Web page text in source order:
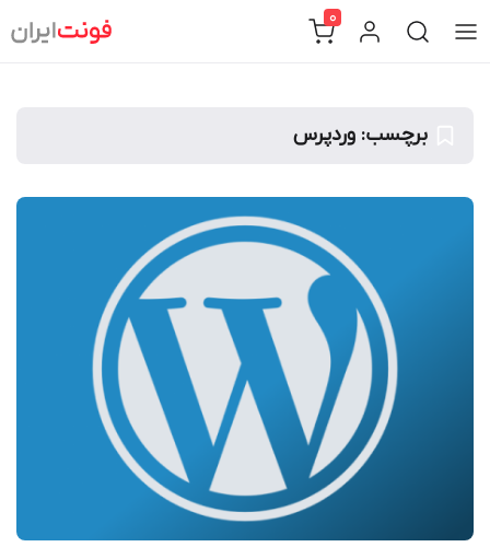
to
0
برچسب: وردپرس